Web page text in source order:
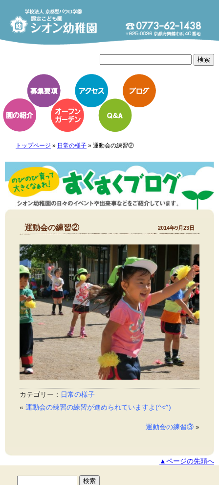
トップページ » 日常の様子» 運動会の練習②
運動会の練習② 2014年9月23日
カテゴリー： 日常の様子
« 運動会の練習の練習が進められていますよ(^<^)
運動会の練習③ »
▲ページの先頭へ